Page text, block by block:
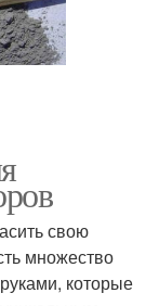
свою
множество
которые